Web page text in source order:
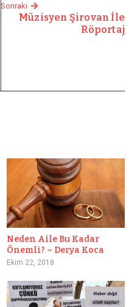
Sonraki
Müzisyen Şirovan İle
Röportaj
Neden Aile Bu Kadar
Önemli? – Derya Koca
Ekim 22, 2018